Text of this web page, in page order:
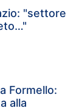
"settore
Formello:
alla